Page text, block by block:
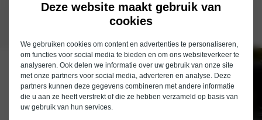
Deze website maakt gebruik van
cookies
We gebruiken cookies om content en advertenties te personaliseren,
om functies voor social media te bieden en om ons websiteverkeer te
analyseren. Ook delen we informatie over uw gebruik van onze site
met onze partners voor social media, adverteren en analyse. Deze
partners kunnen deze gegevens combineren met andere informatie
die u aan ze heeft verstrekt of die ze hebben verzameld op basis van
uw gebruik van hun services.
Schrijf je in voor de nieuwsbrief van
Nieuwenhuijse
E-mailadres